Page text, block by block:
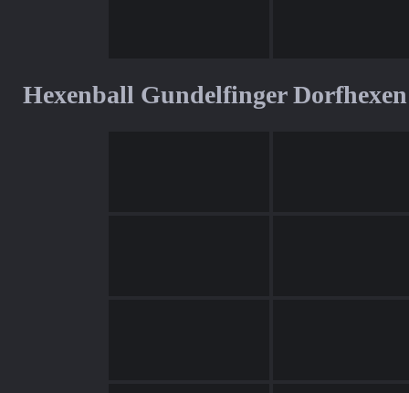
Hexenball Gundelfinger Dorfhexen